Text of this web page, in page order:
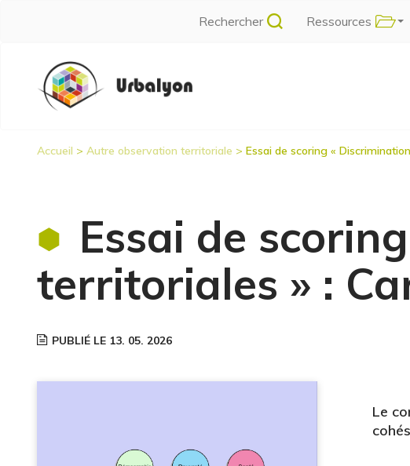
Rechercher Ressources
Navigation
principale
Accueil Autre observation territoriale Essai de scoring «
Essai de
territoriales » :
PUBLIÉ LE 13. 05. 2026
Le